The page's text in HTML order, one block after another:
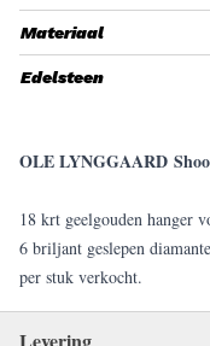
Materiaal
Edelsteen
OLE LYNGGAARD
18 krt geelgouden hanger
6 briljant geslepen
per stuk verkocht.
Levering